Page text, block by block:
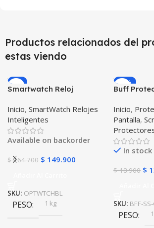
Productos relacionados del
estas viendo
-9%
Smartwatch Reloj
WATCH BLACK™ (PK W34
Iwo 10 12) Compatible
Android y iPhone
Inicio, SmartWatch Relojes
Inteligentes
Available on backorder
$164.700 $ 149.900
SKU: OPTWTCHBL
PESO 1 kg
-26%
Buff
Samsung
Active 2
Inicio,
Pantalla,
In stock
$18.900 $
SKU: BFF-
PESO